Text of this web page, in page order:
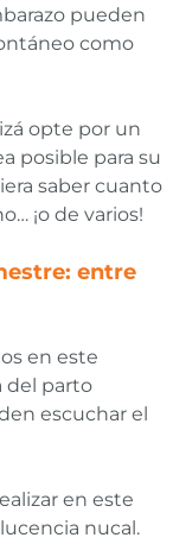
pueden
como
opte por un
posible para su
saber cuanto
¡o de varios!
entre
en este
del parto
escuchar el
en este
nucal.